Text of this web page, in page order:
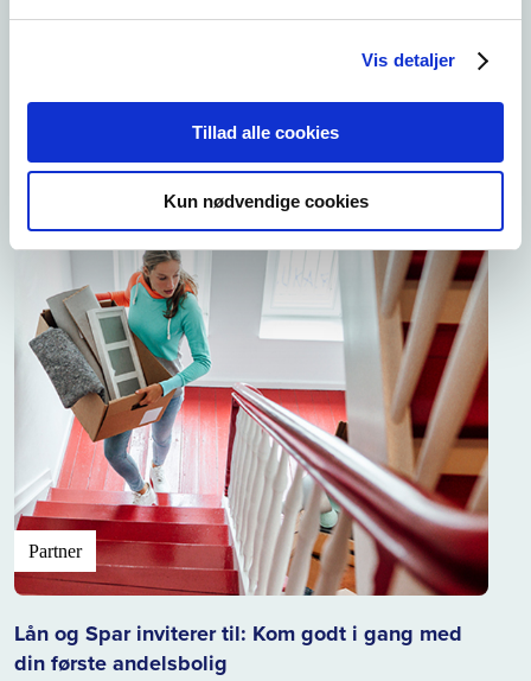
Vis detaljer
Tillad alle cookies
Kun nødvendige cookies
Partner
Lån og Spar inviterer til: Kom godt i gang med
din første andelsbolig